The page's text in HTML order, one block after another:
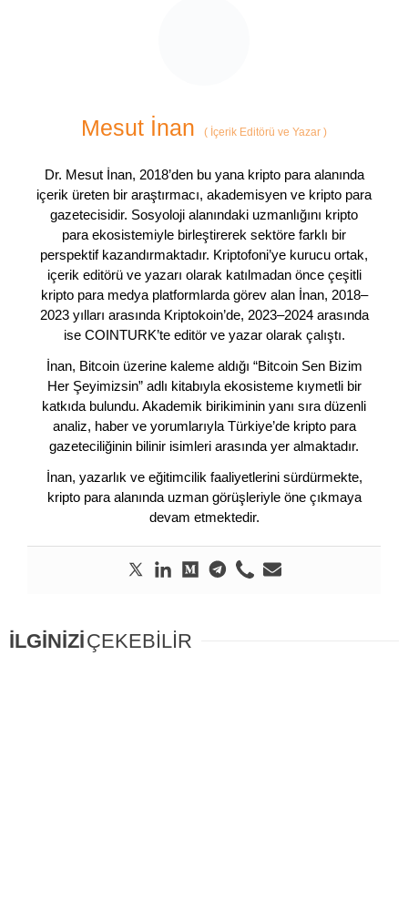
Mesut İnan
içerik üreten bir araştırmacı, akademisyen ve kripto para
gazetecisidir. Sosyoloji alanındaki uzmanlığını kripto
para ekosistemiyle birleştirerek sektöre farklı bir
perspektif kazandırmaktadır. Kriptofoni’ye kurucu ortak,
içerik editörü ve yazarı olarak katılmadan önce çeşitli
kripto para medya platformlarda görev alan İnan, 2018–
2023 yılları arasında Kriptokoin’de, 2023–2024 arasında
ise COINTURK’te editör ve yazar olarak çalıştı.
Her Şeyimizsin” adlı kitabıyla ekosisteme kıymetli bir
katkıda bulundu. Akademik birikiminin yanı sıra düzenli
analiz, haber ve yorumlarıyla Türkiye’de kripto para
gazeteciliğinin bilinir isimleri arasında yer almaktadır.
kripto para alanında uzman görüşleriyle öne çıkmaya
devam etmektedir.
İLGİNİZİ ÇEKEBİLİR